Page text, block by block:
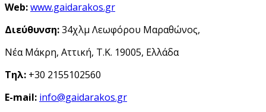
Web:www.gaidarakos.gr
Διεύθυνση:34χλμ Λεωφόρου Μαραθώνος,
Νέα Μάκρη, Αττική, Τ.Κ. 19005, Ελλάδα
Τηλ: +30 2155102560
E-mail: info@gaidarakos.gr